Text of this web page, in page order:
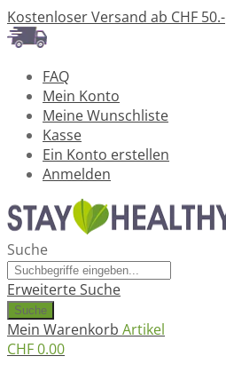
Kostenloser Versand ab CHF 50.-
FAQ
Mein Konto
Meine Wunschliste
Kasse
Ein Konto erstellen
Anmelden
Suche
Erweiterte Suche
Suche
Mein Warenkorb Artikel
CHF 0.00